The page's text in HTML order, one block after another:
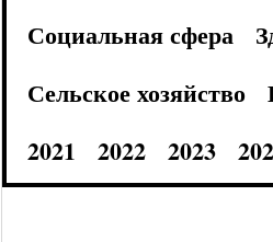
Социальная сфера
Сельское хозяйство
2021
2022 2023